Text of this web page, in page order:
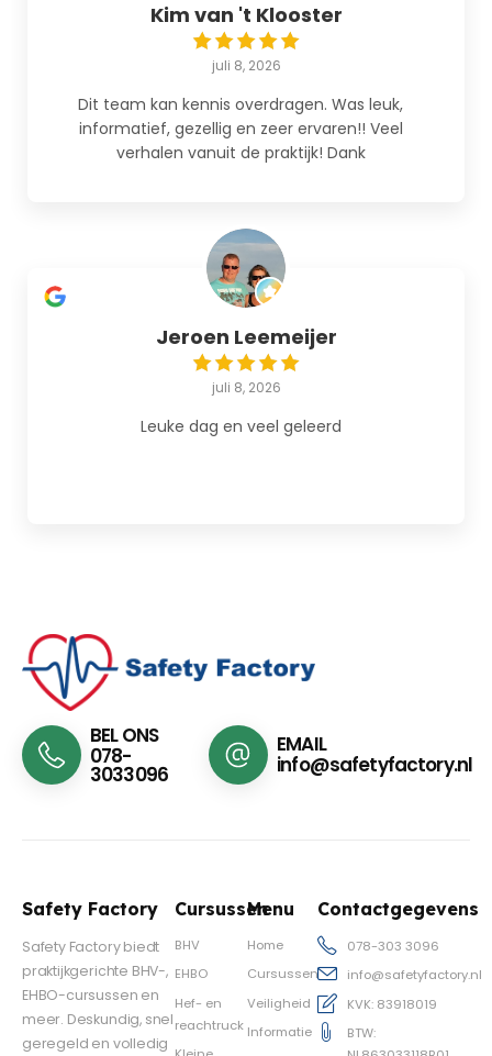
Kim van 't Klooster
juli 8, 2026
Dit team kan kennis overdragen. Was leuk,
informatief, gezellig en zeer ervaren!! Veel
verhalen vanuit de praktijk! Dank
Jeroen Leemeijer
juli 8, 2026
Leuke dag en veel geleerd
BEL ONS
078-
3033096
EMAIL
info@safetyfactory.nl
Safety Factory
Safety Factory biedt
praktijkgerichte BHV-,
EHBO-cursussen en
meer. Deskundig, snel
geregeld en volledig
Cursussen
BHV
EHBO
Hef- en
reachtruck
Menu
Home
Cursussen
Veiligheid
Informatie
Contactgegevens
078-303 3096
info@safetyfactory.nl
KVK: 83918019
BTW: